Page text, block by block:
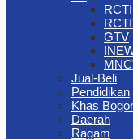
RCTI
GTV
Jual-Beli
Pendidikan
Khas Bogor
Daerah
Ragam